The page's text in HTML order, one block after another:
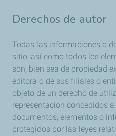
Derechos de autor
Todas las informaciones o
sitio, así como todos los
son, bien sea de propiedad
editora o de sus filiales o
objeto de un derecho de
representación concedidos
documentos, elementos o
protegidos por las leyes